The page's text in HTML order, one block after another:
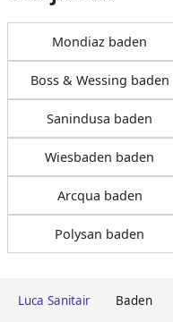
Luca Sanitair Baden
Mondiaz baden
Boss & Wessing baden
Sanindusa baden
Wiesbaden baden
Arcqua baden
Polysan baden